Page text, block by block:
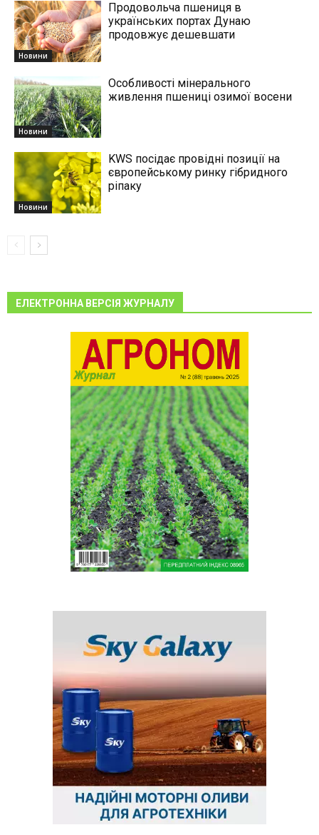
Новини
Продовольча пшениця в
українських портах Дунаю
продовжує дешевшати
Новини
Особливості мінерального
живлення пшениці озимої восени
Новини
KWS посідає провідні позиції на
європейському ринку гібридного
ріпаку
ЕЛЕКТРОННА ВЕРСІЯ ЖУРНАЛУ